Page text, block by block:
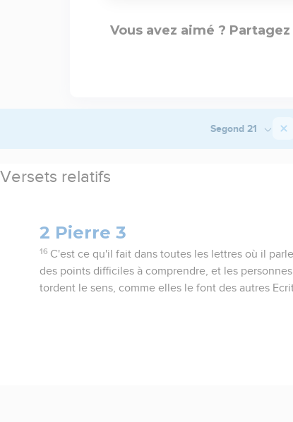
Vous avez aimé ?
Segond 21
Versets relatifs
2 Pierre 3
16 C'est ce qu'il fait dans toutes les lettres où il
des points difficiles à comprendre, et les
tordent le sens, comme elles le font des autres